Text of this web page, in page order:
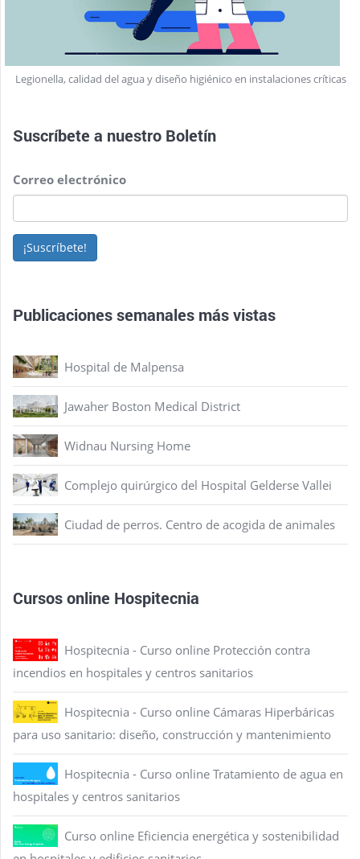
Legionella, calidad del agua y diseño higiénico en instalaciones críticas
Suscríbete a nuestro Boletín
Correo electrónico
¡Suscríbete!
Publicaciones semanales más vistas
Hospital de Malpensa
Jawaher Boston Medical District
Widnau Nursing Home
Complejo quirúrgico del Hospital Gelderse Vallei
Ciudad de perros. Centro de acogida de animales
Cursos online Hospitecnia
Hospitecnia - Curso online Protección contra
incendios en hospitales y centros sanitarios
Hospitecnia - Curso online Cámaras Hiperbáricas
para uso sanitario: diseño, construcción y mantenimiento
Hospitecnia - Curso online Tratamiento de agua en
hospitales y centros sanitarios
Curso online Eficiencia energética y sostenibilidad